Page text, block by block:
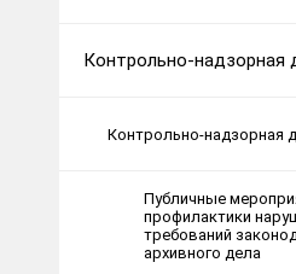
Контрольно-надзорная
Контрольно-надзорная
Публичные
профилактики
требований
архивного дела